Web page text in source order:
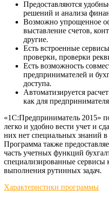
Предоставляются
решений и анализа
Возможно упрощенное
выставление счетов,
другие.
Есть встроенные
проверки, проверки
Есть возможность
предпринимателей и
доступа.
Автоматизируется
как для
«1С:Предприниматель 2015»
легко и удобно вести учет и
них нет специальных знаний в
Программа также
часть учетных функций
специализированные сервисы
выполнения рутинных задач.
Характеристики программы